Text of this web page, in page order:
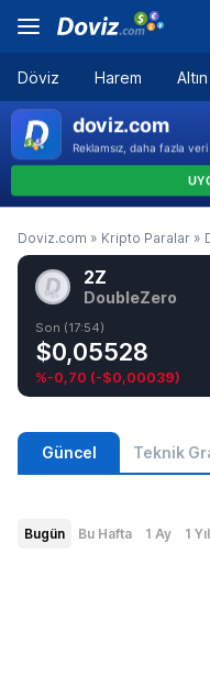
Döviz Harem Altın
Doviz.com » Kripto Paralar »
2Z
DoubleZero
Son (17:54)
$0,05528
%-0,70 (-$0,00039)
Güncel Teknik
Bugün Bu Hafta 1 Ay 1 Yıl